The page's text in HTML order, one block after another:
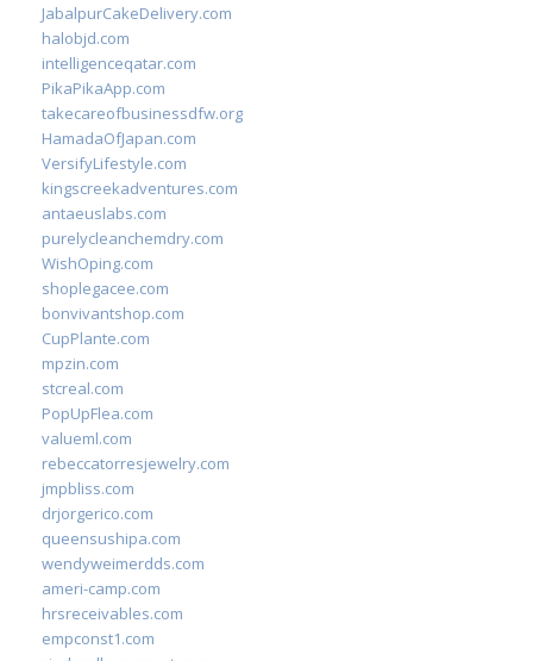
JabalpurCakeDelivery.com
halobjd.com
intelligenceqatar.com
PikaPikaApp.com
takecareofbusinessdfw.org
HamadaOfJapan.com
VersifyLifestyle.com
kingscreekadventures.com
antaeuslabs.com
purelycleanchemdry.com
WishOping.com
shoplegacee.com
bonvivantshop.com
CupPlante.com
mpzin.com
stcreal.com
PopUpFlea.com
valueml.com
rebeccatorresjewelry.com
jmpbliss.com
drjorgerico.com
queensushipa.com
wendyweimerdds.com
ameri-camp.com
hrsreceivables.com
empconst1.com